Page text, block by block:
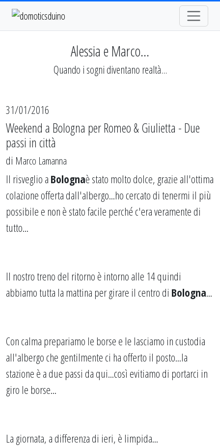
Alessia e Marco...
Quando i sogni diventano realtà...
31/01/2016
Weekend a Bologna per Romeo & Giulietta - Due
passi in città
di Marco Lamanna
Il risveglio a Bolognaè stato molto dolce, grazie all'ottima
colazione offerta dall'albergo...ho cercato di tenermi il più
possibile e non è stato facile perché c'era veramente di
tutto...
Il nostro treno del ritorno è intorno alle 14 quindi
abbiamo tutta la mattina per girare il centro di Bologna...
Con calma prepariamo le borse e le lasciamo in custodia
all'albergo che gentilmente ci ha offerto il posto...la
stazione è a due passi da qui...così evitiamo di portarci in
giro le borse...
La giornata, a differenza di ieri, è limpida...